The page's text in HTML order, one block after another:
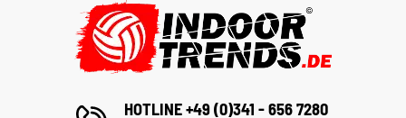
HOTLINE +49 (0)341 - 656 7280